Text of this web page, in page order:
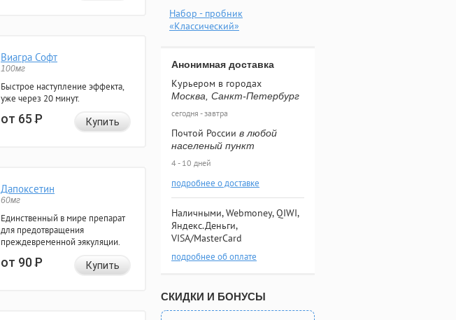
Виагра Софт
100мг
Быстрое наступление эффекта,
уже через 20 минут.
от 65Р Купить
Дапоксетин
60мг
Единственный в мире препарат
для предотвращения
преждевременной эякуляции.
от 90Р Купить
Набор - пробник
«Классический»
Анонимная доставка
Курьером в городах
Москва, Санкт-Петербург
сегодня - завтра
Почтой России в любой
населеный пункт
4 - 10 дней
подробнее о доставке
Наличными, Webmoney, QIWI,
Яндекс.Деньги,
VISA/MasterCard
подробнее об оплате
СКИДКИ И БОНУСЫ